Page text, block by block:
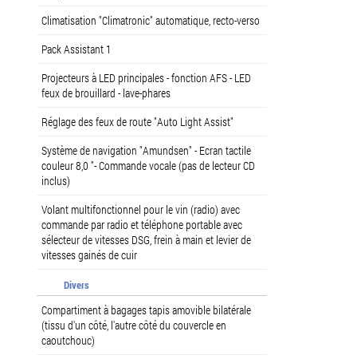
Climatisation "Climatronic" automatique, recto-verso
Pack Assistant 1
Projecteurs à LED principales - fonction AFS - LED
feux de brouillard - lave-phares
Réglage des feux de route "Auto Light Assist"
Système de navigation "Amundsen" - Ecran tactile
couleur 8,0 "- Commande vocale (pas de lecteur CD
inclus)
Volant multifonctionnel pour le vin (radio) avec
commande par radio et téléphone portable avec
sélecteur de vitesses DSG, frein à main et levier de
vitesses gainés de cuir
Divers
Compartiment à bagages tapis amovible bilatérale
(tissu d'un côté, l'autre côté du couvercle en
caoutchouc)